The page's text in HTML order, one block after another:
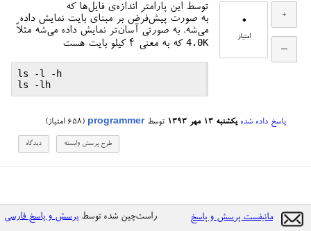
0
امتیاز
توسط این پارامتر اندازه‌ی فایل‌ها که
به صورت پیش‌فرض بر مبنای بایت نمایش داده
می‌شه، به صورتی آسان‌تر نمایش داده می‌شه مثلاً
4.0K که به معنی ۴ کیلو بایت هست
ls -l -h
پاسخ داده شده یکشنبه ۱۳ مهر ۱۳۹۳ توسطprogrammer
(
658 امتیاز)
مانیفست پرسش و پاسخ راست‌چین شده توسط پرسش و پاسخ فارسی